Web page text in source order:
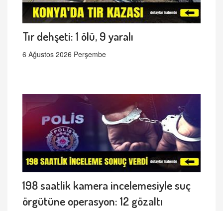
Tır dehşeti: 1 ölü, 9 yaralı
6 Ağustos 2026 Perşembe
198 saatlik kamera incelemesiyle suç
örgütüne operasyon: 12 gözaltı